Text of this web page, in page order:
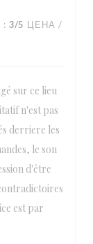
: 3/5 ЦЕНА /
sur ce lieu
n'est pas
derriere les
le son
d'être
est par